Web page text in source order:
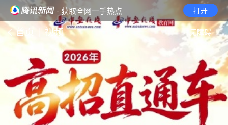
· 获取全网一手热点 打开
首页 视频 无障碍